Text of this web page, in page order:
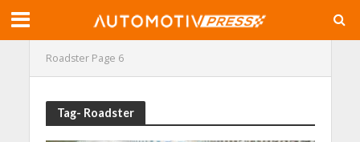
Roadster Page 6
Tag- Roadster